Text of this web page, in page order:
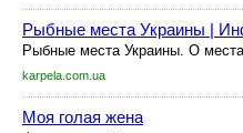
Рыбные места Украины |
Рыбные места Украины. О
karpela.com.ua
Моя голая жена